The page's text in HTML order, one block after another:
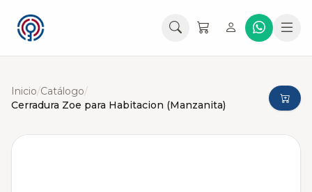
Inicio/Catálogo/
Cerradura Zoe para Habitacion (Manzanita)